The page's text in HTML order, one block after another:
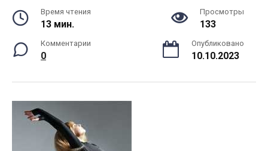
Время чтения
13 мин.
Просмотры
133
Комментарии
0
Опубликовано
10.10.2023